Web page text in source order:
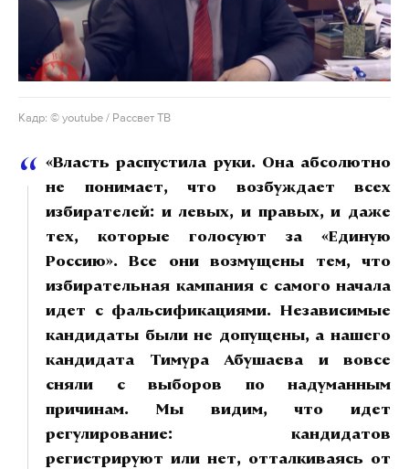
Кадр: © youtube / Рассвет ТВ
«Власть распустила руки. Она абсолютно
не понимает, что возбуждает всех
избирателей: и левых, и правых, и даже
тех, которые голосуют за «Единую
Россию». Все они возмущены тем, что
избирательная кампания с самого начала
идет с фальсификациями. Независимые
кандидаты были не допущены, а нашего
кандидата Тимура Абушаева и вовсе
сняли с выборов по надуманным
причинам. Мы видим, что идет
регулирование: кандидатов
регистрируют или нет, отталкиваясь от